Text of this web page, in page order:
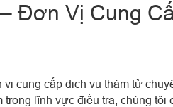
Đơn Vị Cung
cung cấp dịch vụ thám tử
lĩnh vực điều tra, chúng tôi